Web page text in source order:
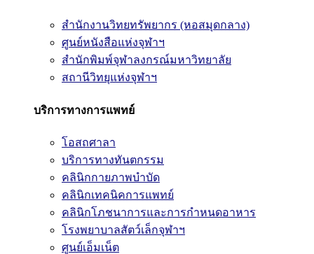
สำนักงานวิทยทรัพยากร (หอสมุดกลาง)
ศูนย์หนังสือแห่งจุฬาฯ
สำนักพิมพ์จุฬาลงกรณ์มหาวิทยาลัย
สถานีวิทยุแห่งจุฬาฯ
บริการทางการแพทย์
โอสถศาลา
บริการทางทันตกรรม
คลินิกกายภาพบำบัด
คลินิกเทคนิคการแพทย์
คลินิกโภชนาการและการกำหนดอาหาร
โรงพยาบาลสัตว์เล็กจุฬาฯ
ศูนย์เอ็มเน็ต